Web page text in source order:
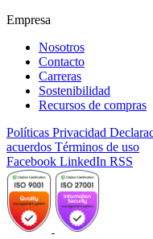
Empresa
Nosotros
Contacto
Carreras
Sostenibilidad
Recursos de compras
Políticas Privacidad
acuerdos Términos de uso
Facebook LinkedIn RSS